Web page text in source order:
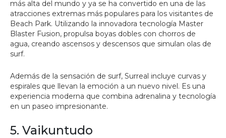
más alta del mundo y ya se ha convertido en una de las
atracciones extremas más populares para los visitantes de
Beach Park. Utilizando la innovadora tecnología Master
Blaster Fusion, propulsa boyas dobles con chorros de
agua, creando ascensos y descensos que simulan olas de
surf.
Además de la sensación de surf, Surreal incluye curvas y
espirales que llevan la emoción a un nuevo nivel. Es una
experiencia moderna que combina adrenalina y tecnología
en un paseo impresionante.
5. Vaikuntudo